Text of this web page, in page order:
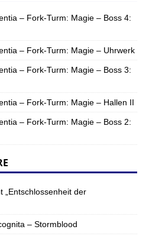
– Fork-Turm: Magie – Boss 4:
– Fork-Turm: Magie – Uhrwerk
– Fork-Turm: Magie – Boss 3:
– Fork-Turm: Magie – Hallen II
– Fork-Turm: Magie – Boss 2:
„Entschlossenheit der
– Stormblood